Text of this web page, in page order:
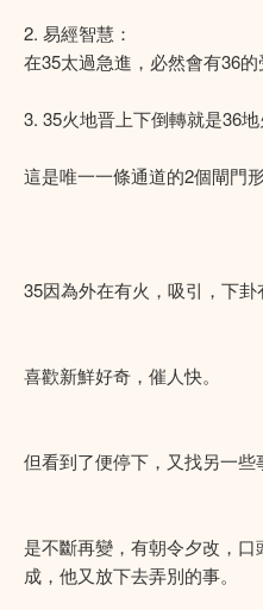
2. 易經智慧：
在35太過急進，必然會有36的
3. 35火地晋上下倒轉就是36
這是唯一一條通道的2個閘門
35因為外在有火，吸引，下卦
喜歡新鮮好奇，催人快。
但看到了便停下，又找另一些
是不斷再變，有朝令夕改，
成，他又放下去弄別的事。